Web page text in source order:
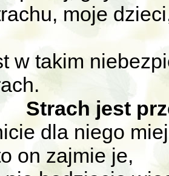
moje
w takim
Strach jest
dla niego
on zajmie je,